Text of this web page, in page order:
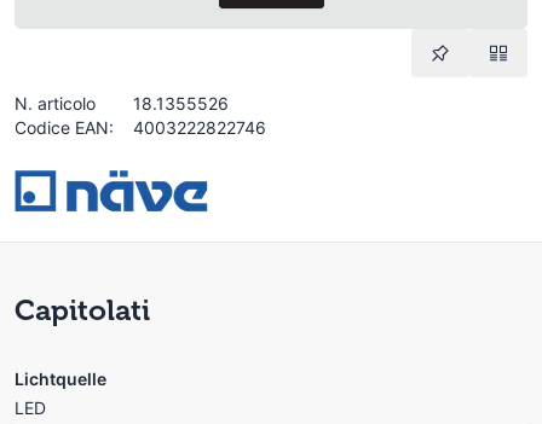
N. articolo
18.1355526
Codice EAN:
4003222822746
Capitolati
Lichtquelle
LED